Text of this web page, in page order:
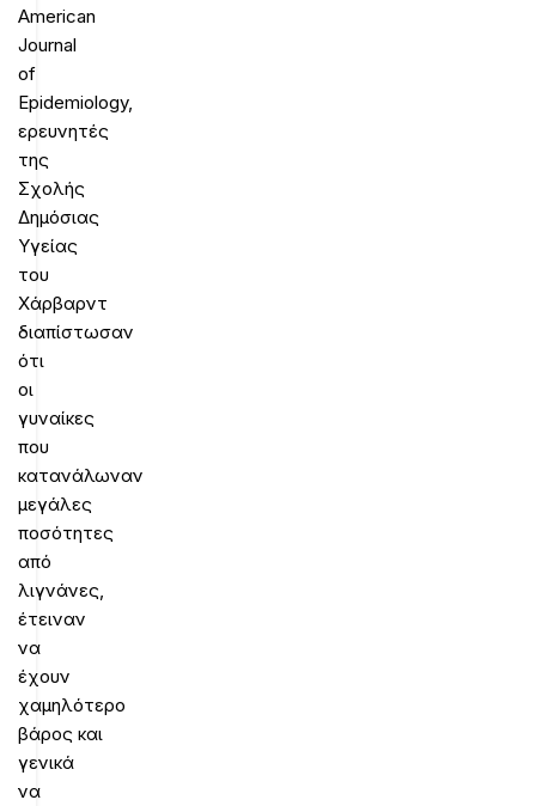
American
Journal
of
Epidemiology,
ερευνητές
της
Σχολής
Δημόσιας
Υγείας
του
Χάρβαρντ
διαπίστωσαν
ότι
οι
γυναίκες
που
κατανάλωναν
μεγάλες
ποσότητες
από
λιγνάνες,
έτειναν
να
έχουν
χαμηλότερο
βάρος και
γενικά
να